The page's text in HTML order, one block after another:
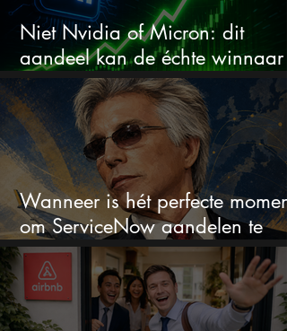
Niet Nvidia of Micron: dit
aandeel kan de échte winnaar
van de AI-race worden
Wanneer is hét perfecte moment
om ServiceNow aandelen te
kopen?